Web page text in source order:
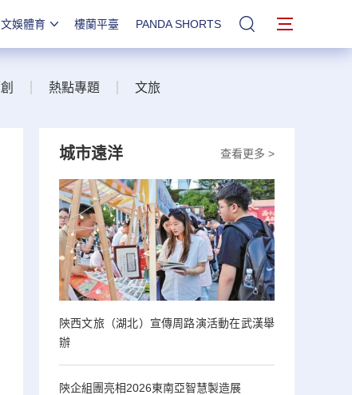
文娛體育 樓蘭平臺 PANDA SHORTS 站內搜索
熱點專題 文旅
查看更多 >
城市遠洋
陝西文旅（湖北）宣傳周路演活動在武漢舉
辦
陝企組團亮相2026東南亞智慧製造展